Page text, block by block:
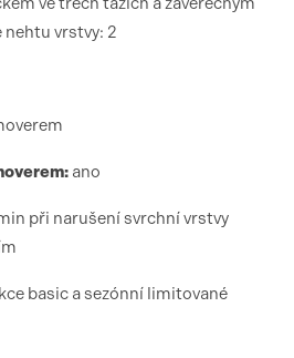
vrstvy: 2
ano
při narušení svrchní vrstvy
basic a sezónní limitované